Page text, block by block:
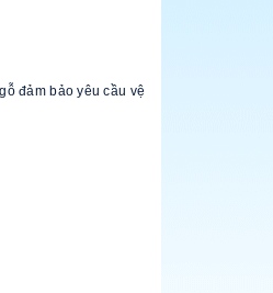
đảm bảo yêu cầu vệ